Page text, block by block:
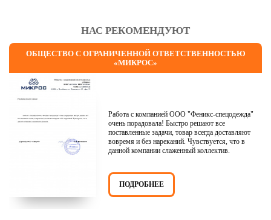
НАС РЕКОМЕНДУЮТ
ОБЩЕСТВО С ОГРАНИЧЕННОЙ ОТВЕТСТВЕННОСТЬЮ
«МИКРОС»
Работа с компанией ООО "Феникс-спецодежда"
очень порадовала! Быстро решают все
поставленные задачи, товар всегда доставляют
вовремя и без нареканий. Чувствуется, что в
данной компании слаженный коллектив.
ПОДРОБНЕЕ